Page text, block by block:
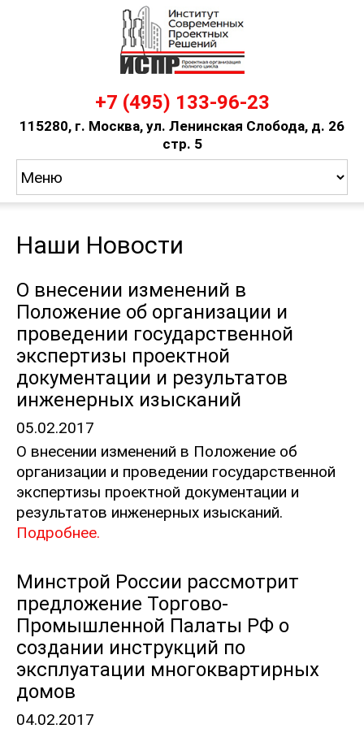
+7 (495) 133-96-23
115280, г. Москва, ул. Ленинская Слобода, д. 26
стр. 5
ГЛАВНАЯ
УСЛУГИ
СТУ
НОВОСТИ
КОНТАКТЫ
Наши Новости
О внесении изменений в
Положение об организации и
проведении государственной
экспертизы проектной
документации и результатов
инженерных изысканий
05.02.2017
О внесении изменений в Положение об
организации и проведении государственной
экспертизы проектной документации и
результатов инженерных изысканий.
Подробнее.
Минстрой России рассмотрит
предложение Торгово-
Промышленной Палаты РФ о
создании инструкций по
эксплуатации многоквартирных
домов
04.02.2017